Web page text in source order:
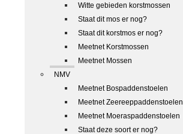
Witte gebieden korstmossen
Staat dit mos er nog?
Staat dit korstmos er nog?
Meetnet Korstmossen
Meetnet Mossen
NMV
Meetnet Bospaddenstoelen
Meetnet Zeereeppaddenstoelen
Meetnet Moeraspaddenstoelen
Staat deze soort er nog?